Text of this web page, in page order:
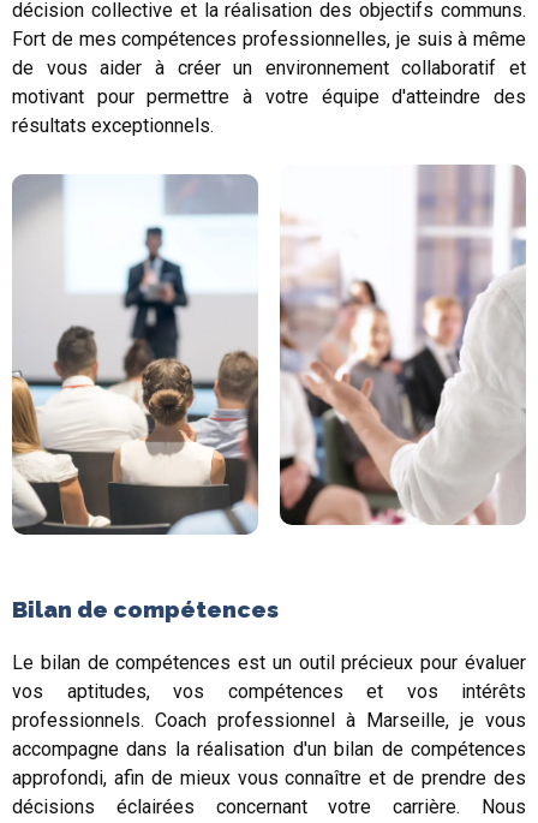
décision collective et la réalisation des objectifs communs.
Fort de mes compétences professionnelles, je suis à même
de vous aider à créer un environnement collaboratif et
motivant pour permettre à votre équipe d'atteindre des
résultats exceptionnels.
Bilan de compétences
Le bilan de compétences est un outil précieux pour évaluer
vos aptitudes, vos compétences et vos intérêts
professionnels. Coach professionnel à Marseille, je vous
accompagne dans la réalisation d'un bilan de compétences
approfondi, afin de mieux vous connaître et de prendre des
décisions éclairées concernant votre carrière. Nous